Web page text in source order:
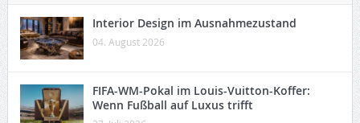
Interior Design im Ausnahmezustand
04. August 2026
FIFA-WM-Pokal im Louis-Vuitton-Koffer:
Wenn Fußball auf Luxus trifft